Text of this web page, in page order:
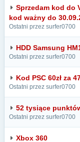
Sprzedam kod do
kod ważny do
Ostatni przez surfer0700
HDD Samsung
Ostatni przez surfer0700
Kod PSC 60zł za
Ostatni przez surfer0700
52 tysiące
Ostatni przez surfer0700
Xbox 360